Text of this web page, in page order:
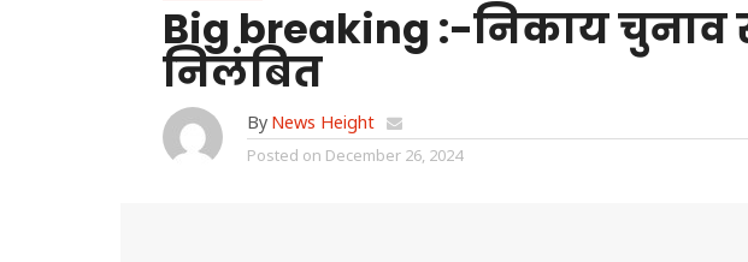
Big breaking :-निकाय
निलंबित
By News Height
Posted on December 26, 2024